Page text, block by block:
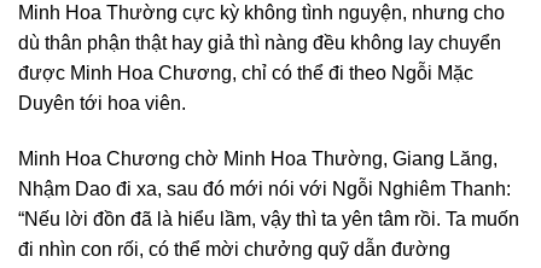
Minh Hoa Thường cực kỳ không tình nguyện, nhưng cho
dù thân phận thật hay giả thì nàng đều không lay chuyển
được Minh Hoa Chương, chỉ có thể đi theo Ngỗi Mặc
Duyên tới hoa viên.
Minh Hoa Chương chờ Minh Hoa Thường, Giang Lăng,
Nhậm Dao đi xa, sau đó mới nói với Ngỗi Nghiêm Thanh:
“Nếu lời đồn đã là hiểu lầm, vậy thì ta yên tâm rồi. Ta muốn
đi nhìn con rối, có thể mời chưởng quỹ dẫn đường